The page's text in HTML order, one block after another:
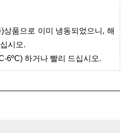
품으로 이미 냉동되었으니, 해
시오.
6ºC) 하거나 빨리 드십시오.